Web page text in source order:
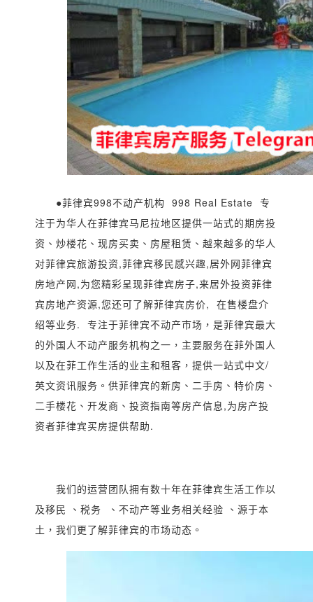
●菲律宾998不动产机构 998 Real Estate 专
注于为华人在菲律宾马尼拉地区提供一站式的期房投
资、炒楼花、现房买卖、房屋租赁、越来越多的华人
对菲律宾旅游投资,菲律宾移民感兴趣,居外网菲律宾
房地产网,为您精彩呈现菲律宾房子,来居外投资菲律
宾房地产资源,您还可了解菲律宾房价, 在售楼盘介
绍等业务. 专注于菲律宾不动产市场，是菲律宾最大
的外国人不动产服务机构之一，主要服务在菲外国人
以及在菲工作生活的业主和租客，提供一站式中文/
英文资讯服务。供菲律宾的新房、二手房、特价房、
二手楼花、开发商、投资指南等房产信息,为房产投
资者菲律宾买房提供帮助.
我们的运营团队拥有数十年在菲律宾生活工作以
及移民 、税务 、不动产等业务相关经验 、源于本
土，我们更了解菲律宾的市场动态。